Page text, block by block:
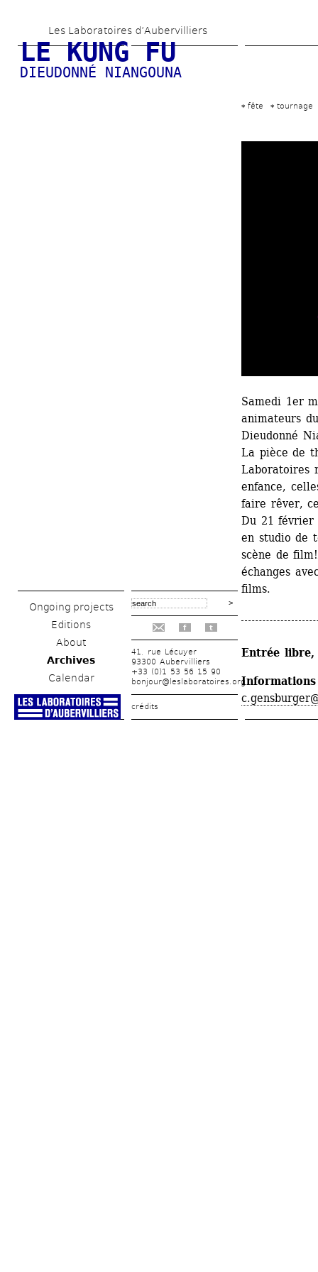
to
main
content
Les Laboratoires d’Aubervilliers
LE KUNG FU
DIEUDONNÉ NIANGOUNA
Ongoing projects
Editions
About
Archives
Calendar
f t
41, rue Lécuyer
93300 Aubervilliers
+33 (0)1 53 56 15 90
bonjour@leslaboratoires.org
crédits
fête tournage
Samedi 1er
animateurs
Dieudonné
La pièce de
Laboratoires
enfance,
faire rêver,
Du 21 février
en studio de
scène de
échanges
films.
Entrée libre,
Informations